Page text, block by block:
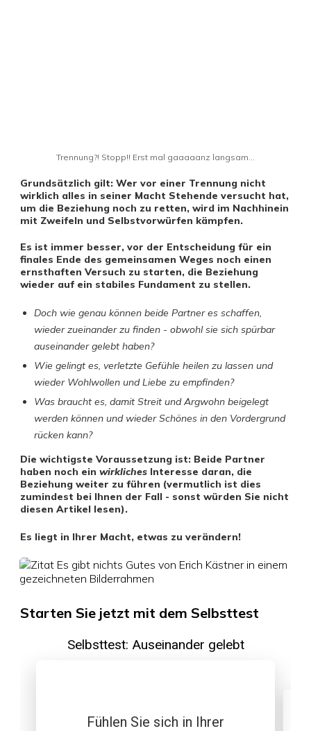
Trennung?! Stopp!! Erst mal gaaaaanz langsam...
Grundsätzlich gilt: Wer vor einer Trennung nicht
wirklich alles in seiner Macht Stehende versucht hat,
um die Beziehung noch zu retten, wird im Nachhinein
mit Zweifeln und Selbstvorwürfen kämpfen.
Es ist immer besser, vor der Entscheidung für ein
finales Ende des gemeinsamen Weges noch einen
ernsthaften Versuch zu starten, die Beziehung
wieder auf ein stabiles Fundament zu stellen.
Doch wie genau können beide Partner es schaffen,
wieder zueinander zu finden - obwohl sie sich spürbar
auseinander gelebt haben?
Wie gelingt es, verletzte Gefühle heilen zu lassen und
wieder Wohlwollen und Liebe zu empfinden?
Was braucht es, damit Streit und Argwohn beigelegt
werden können und wieder Schönes in den Vordergrund
rücken kann?
Die wichtigste Voraussetzung ist: Beide Partner
haben noch ein wirkliches Interesse daran, die
Beziehung weiter zu führen (vermutlich ist dies
zumindest bei Ihnen der Fall - sonst würden Sie nicht
diesen Artikel lesen).
Es liegt in Ihrer Macht, etwas zu verändern!
Starten Sie jetzt mit dem Selbsttest